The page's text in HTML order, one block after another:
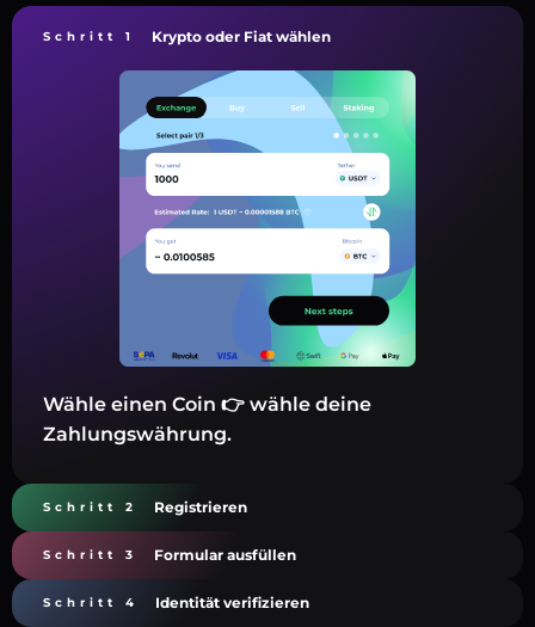
Schritt 1 Krypto oder Fiat wählen
Wähle einen Coin 👉 wähle deine
Zahlungswährung.
Schritt 2 Registrieren
Schritt 3 Formular ausfüllen
Schritt 4 Identität verifizieren